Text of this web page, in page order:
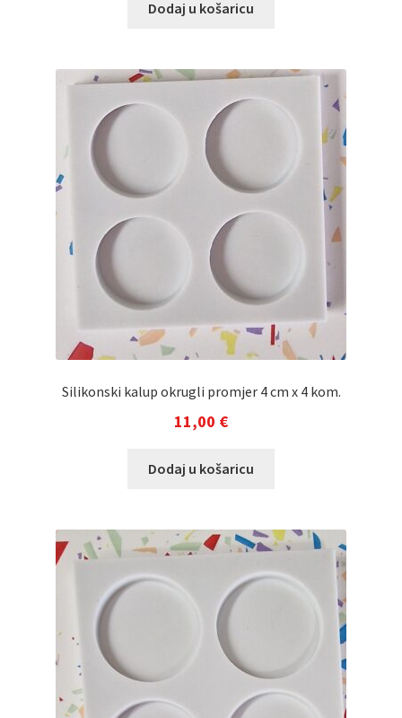
Dodaj u košaricu
Silikonski kalup okrugli promjer 4 cm x 4 kom.
11,00 €
Dodaj u košaricu